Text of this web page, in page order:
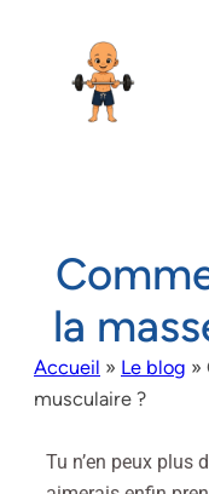
la
Accueil » Le blog »
musculaire ?
Tu n’en peux plus